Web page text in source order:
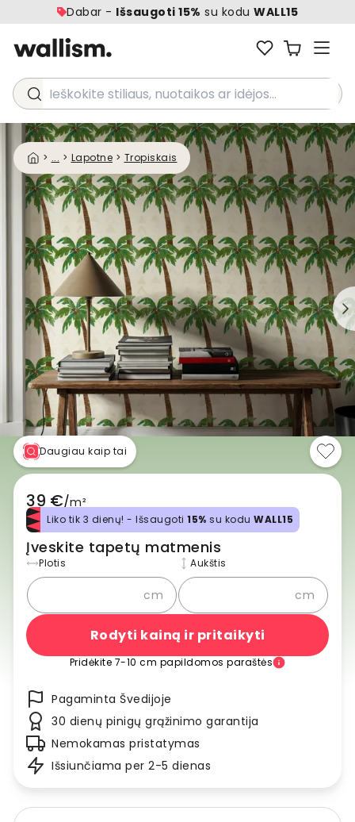
Dabar - Išsaugoti 15% su kodu WALL15
Ieškokite stiliaus, nuotaikos ar idėjos...
> ... > Lapotne > Tropiskais
Daugiau kaip tai
39 €/m²
Liko tik 3 dienų! - Išsaugoti 15% su kodu WALL15
Įveskite tapetų matmenis
Plotis
cm
Aukštis
cm
Rodyti kainą ir pritaikyti
Pridėkite 7-10 cm papildomos paraštės
Pagaminta Švedijoje
30 dienų pinigų grąžinimo garantija
Nemokamas pristatymas
Išsiunčiama per 2-5 dienas